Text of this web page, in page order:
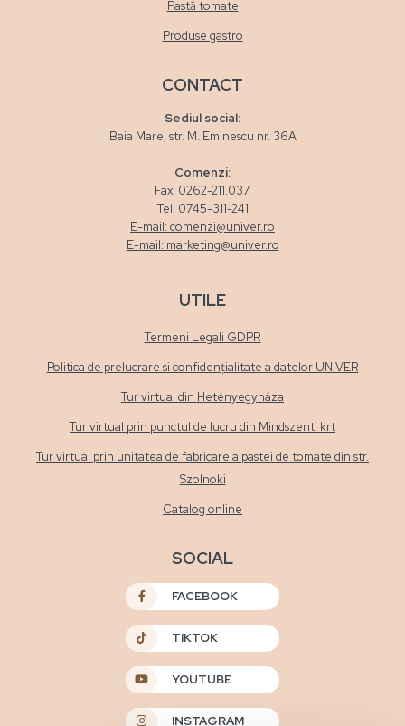
Pastă tomate
Produse gastro
CONTACT
Sediul social:
Baia Mare, str. M. Eminescu nr. 36A
Comenzi:
Fax: 0262-211.037
Tel: 0745-311-241
E-mail: comenzi@univer.ro
E-mail: marketing@univer.ro
UTILE
Termeni Legali GDPR
Politica de prelucrare si confidențialitate a datelor UNIVER
Tur virtual din Hetényegyháza
Tur virtual prin punctul de lucru din Mindszenti krt
Tur virtual prin unitatea de fabricare a pastei de tomate din str.
Szolnoki
Catalog online
SOCIAL
FACEBOOK
TIKTOK
YOUTUBE
INSTAGRAM